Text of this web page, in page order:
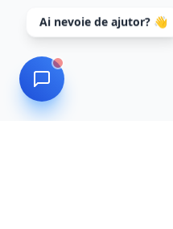
Ai nevoie de ajutor? 👋